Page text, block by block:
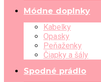
Módne doplnky
Kabelky
Opasky
Peňaženky
Čiapky a šály
Spodné prádlo